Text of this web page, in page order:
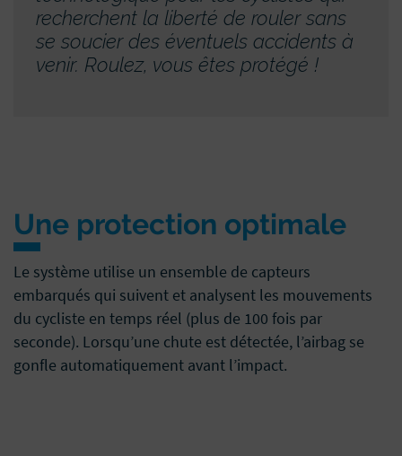
recherchent la liberté de rouler sans
se soucier des éventuels accidents à
venir. Roulez, vous êtes protégé !
Une protection optimale
Le système utilise un ensemble de capteurs
embarqués qui suivent et analysent les mouvements
du cycliste en temps réel (plus de 100 fois par
seconde). Lorsqu’une chute est détectée, l’airbag se
gonfle automatiquement avant l’impact.